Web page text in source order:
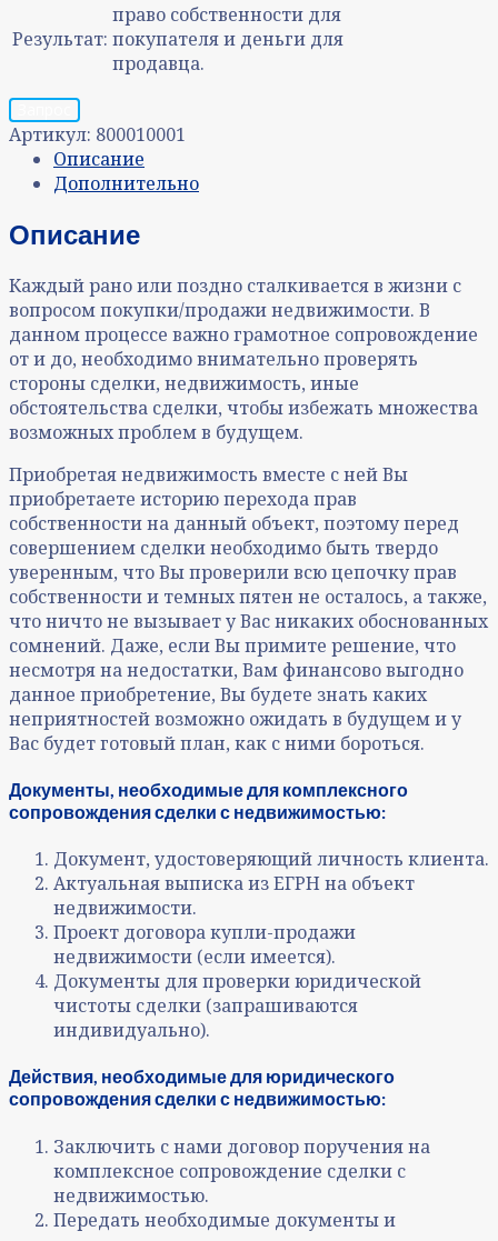
Результат:
право собственности для
покупателя и деньги для
продавца.
Артикул: 800010001
Описание
Дополнительно
Описание
Каждый рано или поздно сталкивается в жизни с
вопросом покупки/продажи недвижимости. В
данном процессе важно грамотное сопровождение
от и до, необходимо внимательно проверять
стороны сделки, недвижимость, иные
обстоятельства сделки, чтобы избежать множества
возможных проблем в будущем.
Приобретая недвижимость вместе с ней Вы
приобретаете историю перехода прав
собственности на данный объект, поэтому перед
совершением сделки необходимо быть твердо
уверенным, что Вы проверили всю цепочку прав
собственности и темных пятен не осталось, а также,
что ничто не вызывает у Вас никаких обоснованных
сомнений. Даже, если Вы примите решение, что
несмотря на недостатки, Вам финансово выгодно
данное приобретение, Вы будете знать каких
неприятностей возможно ожидать в будущем и у
Вас будет готовый план, как с ними бороться.
Документы, необходимые для комплексного
сопровождения сделки с недвижимостью:
Документ, удостоверяющий личность клиента.
Актуальная выписка из ЕГРН на объект
недвижимости.
Проект договора купли-продажи
недвижимости (если имеется).
Документы для проверки юридической
чистоты сделки (запрашиваются
индивидуально).
Действия, необходимые для юридического
сопровождения сделки с недвижимостью:
Заключить с нами договор поручения на
комплексное сопровождение сделки с
недвижимостью.
Передать необходимые документы и